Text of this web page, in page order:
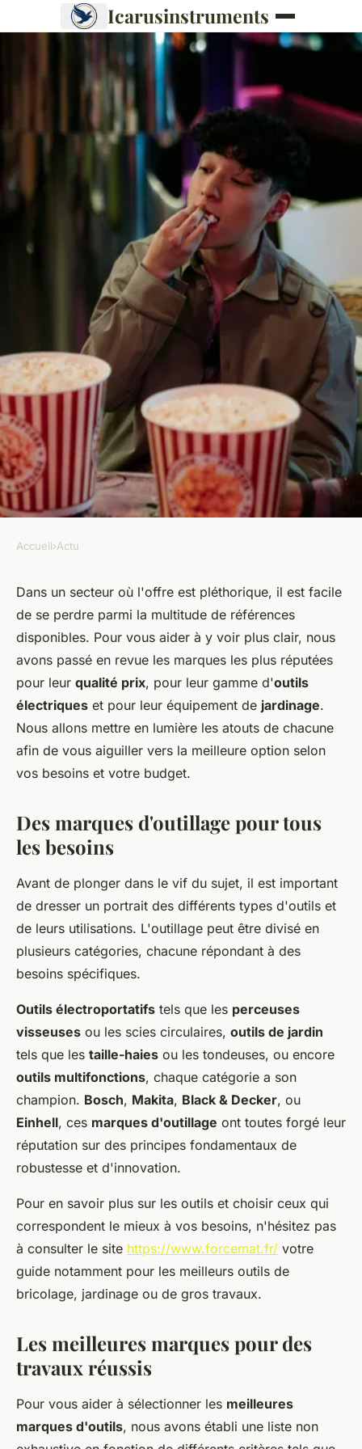
Icarusinstruments
Comparatif : les meilleures
marques d'outillage sur le
marché
marie •2 mars 2024 •2 min de lecture
Accueil›Actu
Dans un secteur où l'offre est pléthorique, il est facile
de se perdre parmi la multitude de références
disponibles. Pour vous aider à y voir plus clair, nous
avons passé en revue les marques les plus réputées
pour leur qualité prix, pour leur gamme d'outils
électriques et pour leur équipement de jardinage.
Nous allons mettre en lumière les atouts de chacune
afin de vous aiguiller vers la meilleure option selon
vos besoins et votre budget.
Des marques d'outillage pour tous
les besoins
Avant de plonger dans le vif du sujet, il est important
de dresser un portrait des différents types d'outils et
de leurs utilisations. L'outillage peut être divisé en
plusieurs catégories, chacune répondant à des
besoins spécifiques.
Outils électroportatifs tels que les perceuses
visseuses ou les scies circulaires, outils de jardin
tels que les taille-haies ou les tondeuses, ou encore
outils multifonctions, chaque catégorie a son
champion. Bosch, Makita, Black & Decker, ou
Einhell, ces marques d'outillage ont toutes forgé leur
réputation sur des principes fondamentaux de
robustesse et d'innovation.
Pour en savoir plus sur les outils et choisir ceux qui
correspondent le mieux à vos besoins, n'hésitez pas
à consulter le site https://www.forcemat.fr/ votre
guide notamment pour les meilleurs outils de
bricolage, jardinage ou de gros travaux.
Les meilleures marques pour des
travaux réussis
Pour vous aider à sélectionner les meilleures
marques d'outils, nous avons établi une liste non